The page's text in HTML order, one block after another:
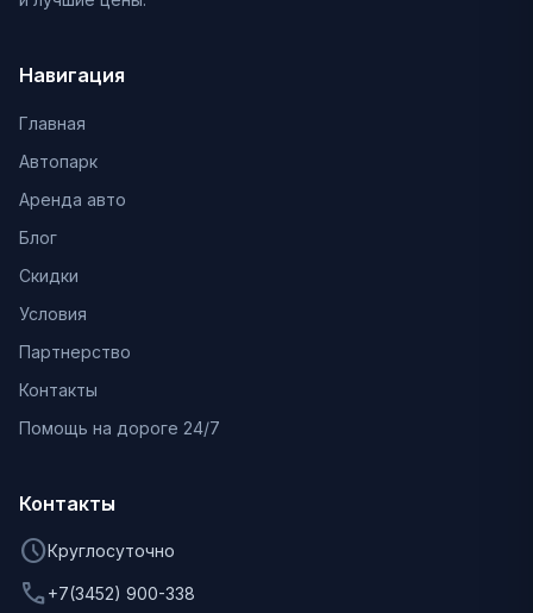
Навигация
Главная
Автопарк
Аренда авто
Блог
Скидки
Условия
Партнерство
Контакты
Помощь на дороге 24/7
Контакты
scheduleКруглосуточно
phone+7(3452) 900-338